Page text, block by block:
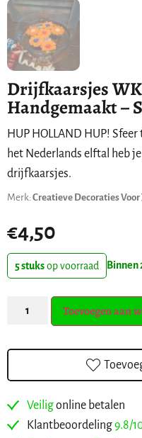
Drijfkaarsjes
Handgemaakt –
HUP HOLLAND HUP!
het Nederlands elftal heb
drijfkaarsjes.
Merk: Creatieve Decoraties Voor
€4,50
5 stuksop voorraad Binnen
Toevoegen aan
Veiligonline betalen
Klantbeoordeling9.8/